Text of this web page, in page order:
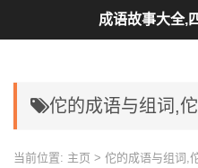
佗的成语与组词,
当前位置: 主页 > 佗的成语与组词,
成语故事大全,